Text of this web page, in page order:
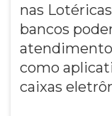
nas
bancos
como
caixas